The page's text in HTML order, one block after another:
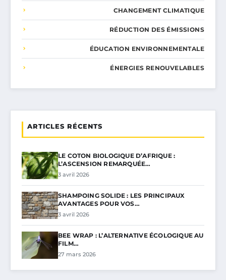
CHANGEMENT CLIMATIQUE
RÉDUCTION DES ÉMISSIONS
ÉDUCATION ENVIRONNEMENTALE
ÉNERGIES RENOUVELABLES
ARTICLES RÉCENTS
LE COTON BIOLOGIQUE D’AFRIQUE :
L’ASCENSION REMARQUÉE…
3 avril 2026
SHAMPOING SOLIDE : LES PRINCIPAUX
AVANTAGES POUR VOS…
3 avril 2026
BEE WRAP : L’ALTERNATIVE ÉCOLOGIQUE AU
FILM…
27 mars 2026